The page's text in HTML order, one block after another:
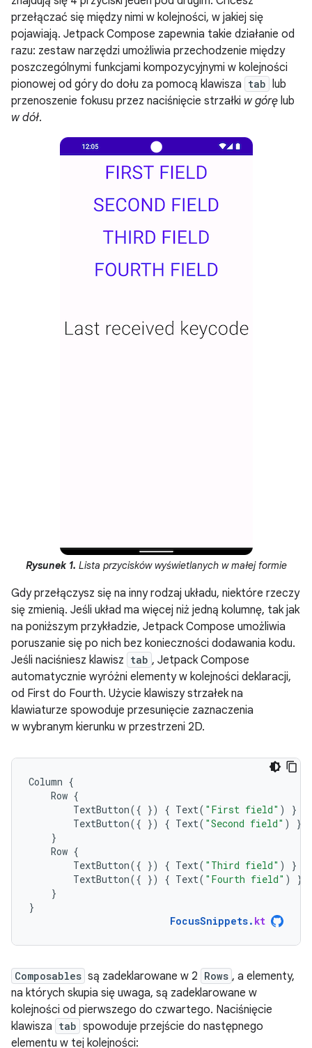
przełączać się między nimi w kolejności, w jakiej się
pojawiają. Jetpack Compose zapewnia takie działanie od
razu: zestaw narzędzi umożliwia przechodzenie między
poszczególnymi funkcjami kompozycyjnymi w kolejności
pionowej od góry do dołu za pomocą klawisza tab lub
przenoszenie fokusu przez naciśnięcie strzałki w górę lub
w dół.
Rysunek 1. Lista przycisków wyświetlanych w małej formie
Gdy przełączysz się na inny rodzaj układu, niektóre rzeczy
się zmienią. Jeśli układ ma więcej niż jedną kolumnę, tak jak
na poniższym przykładzie, Jetpack Compose umożliwia
poruszanie się po nich bez konieczności dodawania kodu.
Jeśli naciśniesz klawisz tab , Jetpack Compose
automatycznie wyróżni elementy w kolejności deklaracji,
od First do Fourth. Użycie klawiszy strzałek na
klawiaturze spowoduje przesunięcie zaznaczenia
w wybranym kierunku w przestrzeni 2D.
Column {
Row {
TextButton({ }) { Text( "First field" )
}
TextButton({ }) { Text( "Second field" )
}
}
Row {
TextButton({ }) { Text( "Third field" )
}
TextButton({ }) { Text( "Fourth field" )
}
}
}
FocusSnippets. kt
Composables są zadeklarowane w 2 Rows , a elementy,
na których skupia się uwaga, są zadeklarowane w
kolejności od pierwszego do czwartego. Naciśnięcie
klawisza tab spowoduje przejście do następnego
elementu w tej kolejności: